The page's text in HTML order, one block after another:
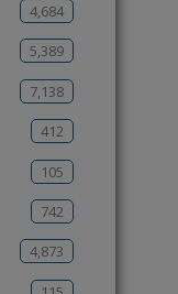
4,684
5,389
7,138
412
105
742
4,873